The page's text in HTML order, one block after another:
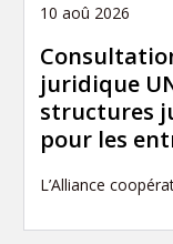
10 aoû 2026
juridique
structures
pour les
L’Alliance